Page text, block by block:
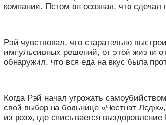
компании. Потом он осознал, что сделал
Рэй чувствовал, что старательно
импульсивных решений, от этой жизни
обнаружил, что вся еда на вкус была
Когда Рэй начал угрожать
свой выбор на больнице «Честнат Лодж»
из роз», где описывается выздоровление